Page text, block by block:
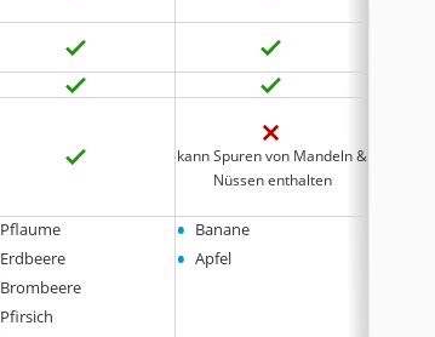
kann Spuren von Mandeln &
Nüssen enthalten
Pflaume
Erdbeere
Brombeere
Pfirsich
• Banane
• Apfel